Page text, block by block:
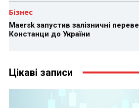
Бізнес
Maersk запустив залізничні
Констанци до України
Цікаві записи